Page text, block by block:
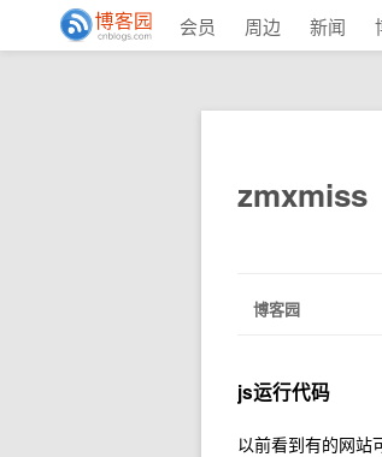
会员 周边 新闻
zmxmiss
博客园
js运行代码
以前看到有的网站